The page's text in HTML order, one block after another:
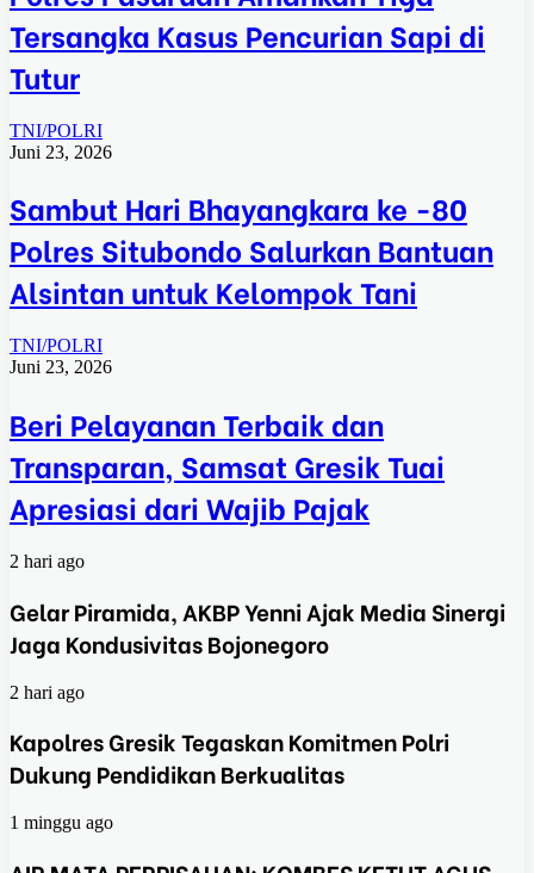
Tersangka Kasus Pencurian Sapi di
Tutur
TNI/POLRI
Juni 23, 2026
Sambut Hari Bhayangkara ke -80
Polres Situbondo Salurkan Bantuan
Alsintan untuk Kelompok Tani
TNI/POLRI
Juni 23, 2026
Beri Pelayanan Terbaik dan
Transparan, Samsat Gresik Tuai
Apresiasi dari Wajib Pajak
2 hari ago
Gelar Piramida, AKBP Yenni Ajak Media Sinergi
Jaga Kondusivitas Bojonegoro
2 hari ago
Kapolres Gresik Tegaskan Komitmen Polri
Dukung Pendidikan Berkualitas
1 minggu ago